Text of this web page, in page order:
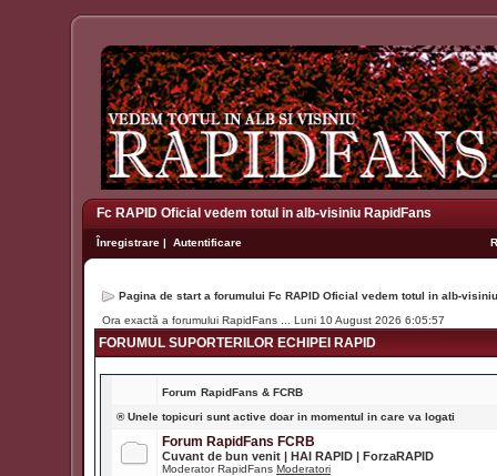
Fc RAPID Oficial vedem totul in alb-visiniu RapidFans
Înregistrare | Autentificare
Pagina de start a forumului Fc RAPID Oficial vedem totul in alb-
Ora exactă a forumului RapidFans ... Luni 10 August 2026 6:05:57
FORUMUL SUPORTERILOR ECHIPEI RAPID
Forum RapidFans & FCRB
® Unele topicuri sunt active doar in momentul in care va logati
Forum RapidFans FCRB
Cuvant de bun venit | HAI RAPID | ForzaRAPID
Moderator RapidFans Moderatori